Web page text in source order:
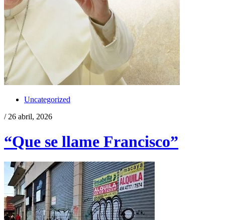
Uncategorized
/ 26 abril, 2026
“Que se llame Francisco”